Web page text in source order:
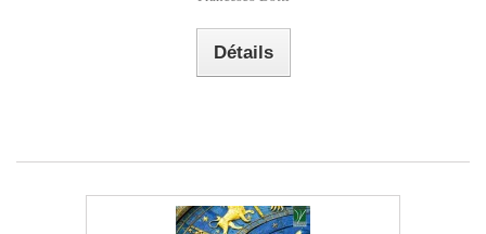
Détails